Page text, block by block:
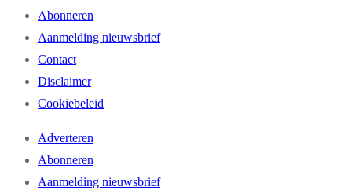
Abonneren
Aanmelding nieuwsbrief
Contact
Disclaimer
Cookiebeleid
Adverteren
Abonneren
Aanmelding nieuwsbrief